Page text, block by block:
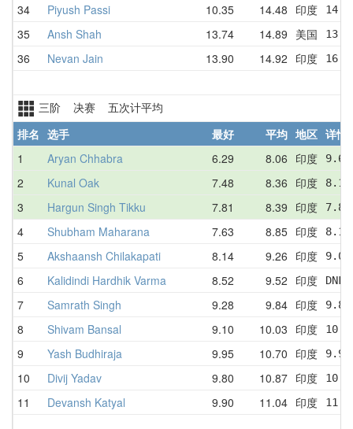
34 Piyush Passi 10.35 14.48 印度
35 Ansh Shah 13.74 14.89 美国
36 Nevan Jain 13.90 14.92 印度
三阶 决赛 五次计平均
排名 选手 最好 平均 地区 详情
1
Aryan Chhabra 6.29 8.06 印度
2 Kunal Oak 7.48 8.36 印度
3 Hargun Singh Tikku 7.81 8.39 印度
4 Shubham Maharana 7.63 8.85 印度
5 Akshaansh Chilakapati 8.14 9.26 印度
6 Kalidindi Hardhik Varma 8.52 9.52 印度
7 Samrath Singh 9.28 9.84 印度
8 Shivam Bansal 9.10 10.03 印度
9 Yash Budhiraja 9.95 10.70 印度
10 Divij Yadav 9.80 10.87 印度
11 Devansh Katyal 9.90 11.04 印度